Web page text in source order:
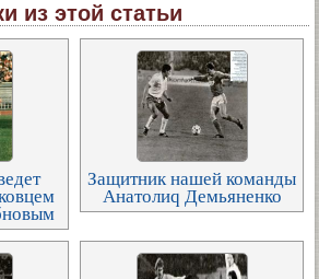
из этой статьи
Защитник нашей команды
Анатолиq Демьяненко